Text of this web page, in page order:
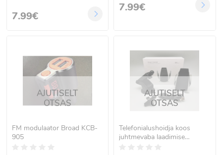
7.99€
7.99€
AJUTISELT
OTSAS
FM modulaator Broad KCB-
905
AJUTISELT
OTSAS
Telefonialushoidja koos
juhtmevaba laadimise